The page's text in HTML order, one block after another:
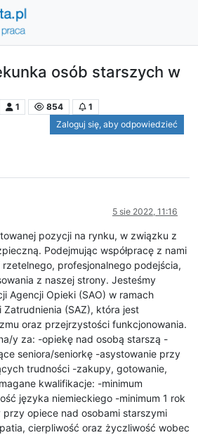
osób starszych w
1 854
1
Zaloguj się, aby odpowiedzieć
5 sie 2022, 11:16
pozycji na rynku, w związku z
Podejmując współpracę z nami
profesjonalnego podejścia,
z naszej strony. Jesteśmy
Agencji Opieki (SAO) w ramach
(SAZ), która jest
oraz przejrzystości funkcjonowania.
y za: -opiekę nad osobą starszą -
seniora/seniorkę -asystowanie przy
trudności -zakupy, gotowanie,
kwalifikacje: -minimum
języka niemieckiego -minimum 1 rok
opiece nad osobami starszymi
cierpliwość oraz życzliwość wobec